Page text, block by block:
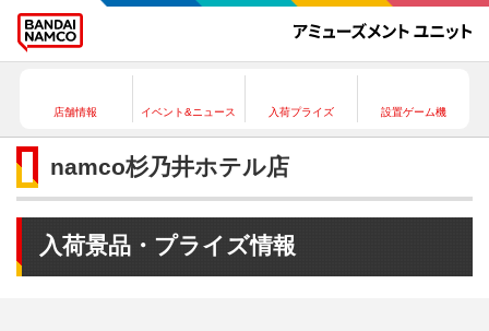
店舗情報 イベント&ニュース 入荷プライズ 設置ゲーム機
namco杉乃井ホテル店
入荷景品・プライズ情報